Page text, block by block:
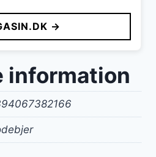
→
information